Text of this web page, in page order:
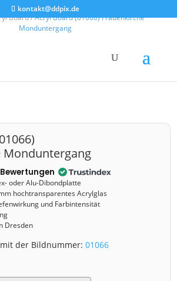
kontakt@ddpix.de
Board/ Acryl Board (01066) Frauenkirche
Monduntergang
Monduntergang
oder Alu-Dibondplatte
hochtransparentes Acrylglas
und Farbintensität
Dresden
der Bildnummer:01066